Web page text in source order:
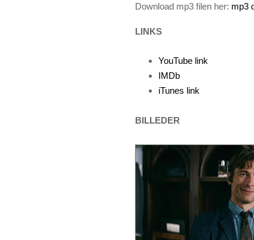
Download mp3 filen her: mp3
LINKS
YouTube link
IMDb
iTunes link
BILLEDER